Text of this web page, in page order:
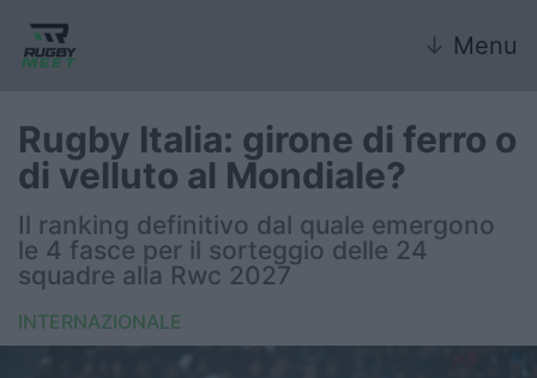
↓ Menu
Nazionali giovanili
Rugby Sevens
Rugby Italia: girone di ferro o
di velluto al Mondiale?
Il ranking definitivo dal quale emergono
le 4 fasce per il sorteggio delle 24
squadre alla Rwc 2027
INTERNAZIONALE